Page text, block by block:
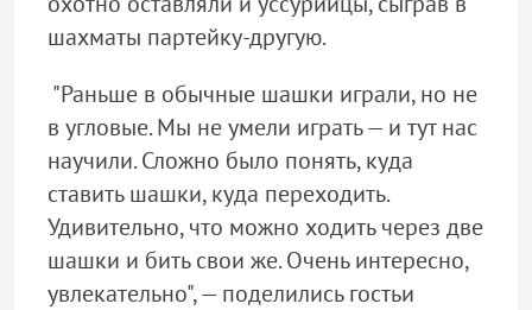
шахматы партейку-другую.
"Раньше в обычные шашки играли, но не
в угловые. Мы не умели играть — и тут нас
научили. Сложно было понять, куда
ставить шашки, куда переходить.
Удивительно, что можно ходить через две
шашки и бить свои же. Очень интересно,
увлекательно", — поделились гостьи